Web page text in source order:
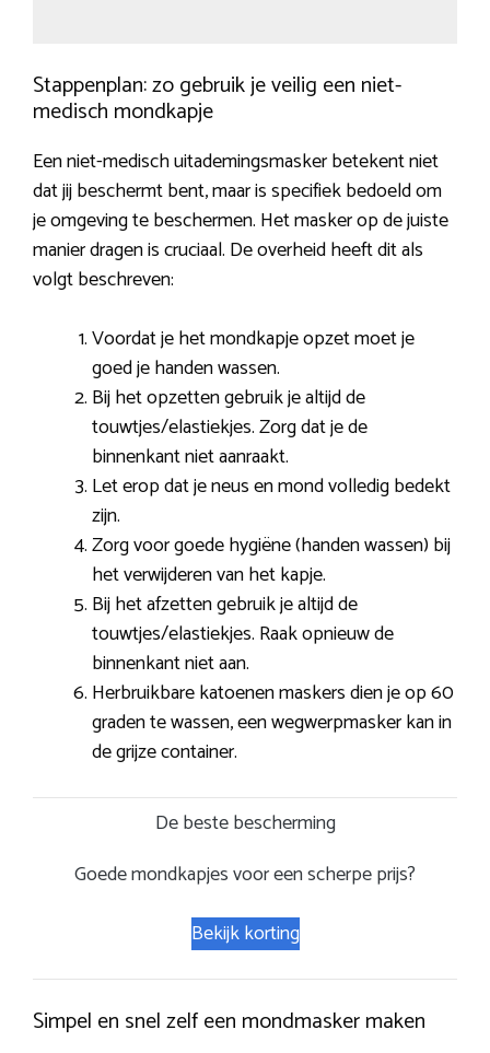
Stappenplan: zo gebruik je veilig een niet-
medisch mondkapje
Een niet-medisch uitademingsmasker betekent niet
dat jij beschermt bent, maar is specifiek bedoeld om
je omgeving te beschermen. Het masker op de juiste
manier dragen is cruciaal. De overheid heeft dit als
volgt beschreven:
Voordat je het mondkapje opzet moet je
goed je handen wassen.
Bij het opzetten gebruik je altijd de
touwtjes/elastiekjes. Zorg dat je de
binnenkant niet aanraakt.
Let erop dat je neus en mond volledig bedekt
zijn.
Zorg voor goede hygiëne (handen wassen) bij
het verwijderen van het kapje.
Bij het afzetten gebruik je altijd de
touwtjes/elastiekjes. Raak opnieuw de
binnenkant niet aan.
Herbruikbare katoenen maskers dien je op 60
graden te wassen, een wegwerpmasker kan in
de grijze container.
De beste bescherming
Goede mondkapjes voor een scherpe prijs?
Bekijk korting
Simpel en snel zelf een mondmasker maken